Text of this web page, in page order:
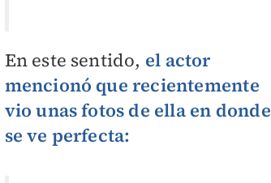
En este sentido, el actor
mencionó que recientemente
vio unas fotos de ella en donde
se ve perfecta: